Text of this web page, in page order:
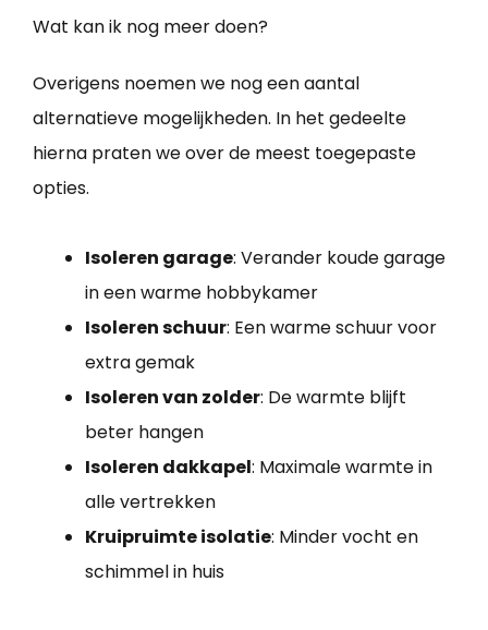
Wat kan ik nog meer doen?
Overigens noemen we nog een aantal
alternatieve mogelijkheden. In het gedeelte
hierna praten we over de meest toegepaste
opties.
Isoleren garage: Verander koude garage
in een warme hobbykamer
Isoleren schuur: Een warme schuur voor
extra gemak
Isoleren van zolder: De warmte blijft
beter hangen
Isoleren dakkapel: Maximale warmte in
alle vertrekken
Kruipruimte isolatie: Minder vocht en
schimmel in huis